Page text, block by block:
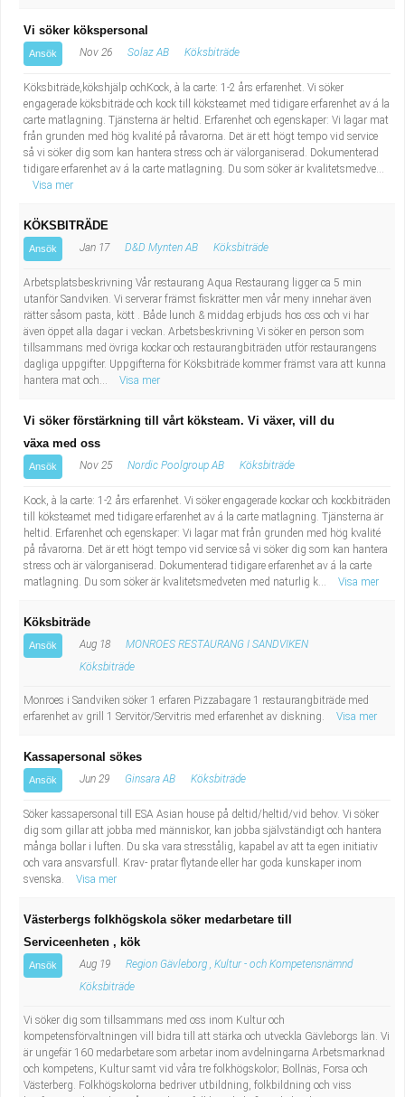
Vi söker kökspersonal
Ansök Nov 26 Solaz AB Köksbiträde
Köksbiträde,kökshjälp ochKock, à la carte: 1-2 års erfarenhet. Vi söker
engagerade köksbiträde och kock till köksteamet med tidigare erfarenhet av á la
carte matlagning. Tjänsterna är heltid. Erfarenhet och egenskaper: Vi lagar mat
från grunden med hög kvalité på råvarorna. Det är ett högt tempo vid service
så vi söker dig som kan hantera stress och är välorganiserad. Dokumenterad
tidigare erfarenhet av á la carte matlagning. Du som söker är kvalitetsmedve...
Visa mer
KÖKSBITRÄDE
Ansök Jan 17 D&D Mynten AB Köksbiträde
Arbetsplatsbeskrivning Vår restaurang Aqua Restaurang ligger ca 5 min
utanför Sandviken. Vi serverar främst fiskrätter men vår meny innehar även
rätter såsom pasta, kött . Både lunch & middag erbjuds hos oss och vi har
även öppet alla dagar i veckan. Arbetsbeskrivning Vi söker en person som
tillsammans med övriga kockar och restaurangbiträden utför restaurangens
dagliga uppgifter. Uppgifterna för Köksbiträde kommer främst vara att kunna
hantera mat och...
Visa mer
Vi söker förstärkning till vårt köksteam. Vi växer, vill du
växa med oss
Ansök Nov 25 Nordic Poolgroup AB Köksbiträde
Kock, à la carte: 1-2 års erfarenhet. Vi söker engagerade kockar och kockbiträden
till köksteamet med tidigare erfarenhet av á la carte matlagning. Tjänsterna är
heltid. Erfarenhet och egenskaper: Vi lagar mat från grunden med hög kvalité
på råvarorna. Det är ett högt tempo vid service så vi söker dig som kan hantera
stress och är välorganiserad. Dokumenterad tidigare erfarenhet av á la carte
matlagning. Du som söker är kvalitetsmedveten med naturlig k...
Visa mer
Köksbiträde
Ansök Aug 18
MONROES RESTAURANG I SANDVIKEN
Köksbiträde
Monroes i Sandviken söker 1 erfaren Pizzabagare 1 restaurangbiträde med
erfarenhet av grill 1 Servitör/Servitris med erfarenhet av diskning.
Visa mer
Kassapersonal sökes
Ansök Jun 29 Ginsara AB Köksbiträde
Söker kassapersonal till ESA Asian house på deltid/heltid/vid behov. Vi söker
dig som gillar att jobba med människor, kan jobba självständigt och hantera
många bollar i luften. Du ska vara stresstålig, kapabel av att ta egen initiativ
och vara ansvarsfull. Krav- pratar flytande eller har goda kunskaper inom
svenska.
Visa mer
Västerbergs folkhögskola söker medarbetare till
Serviceenheten , kök
Ansök Aug 19
Region Gävleborg , Kultur - och Kompetensnämnd
Köksbiträde
Vi söker dig som tillsammans med oss inom Kultur och
kompetensförvaltningen vill bidra till att stärka och utveckla Gävleborgs län. Vi
är ungefär 160 medarbetare som arbetar inom avdelningarna Arbetsmarknad
och kompetens, Kultur samt vid våra tre folkhögskolor; Bollnäs, Forsa och
Västerberg. Folkhögskolorna bedriver utbildning, folkbildning och viss